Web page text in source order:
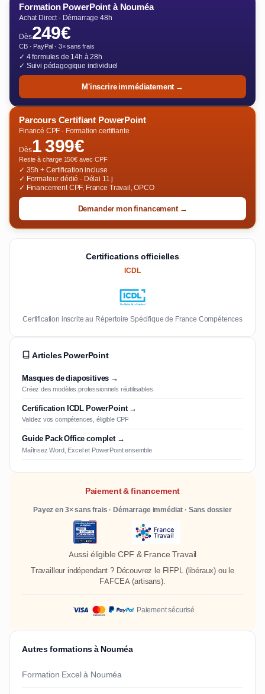
Formation PowerPoint à Nouméa
Achat Direct · Démarrage 48h
Dès249€
CB · PayPal · 3× sans frais
✓ 4 formules de 14h à 28h
✓ Suivi pédagogique individuel
M'inscrire immédiatement →
Parcours Certifiant PowerPoint
Financé CPF · Formation certifiante
Dès1 399€
Reste à charge 150€ avec CPF
✓ 35h + Certification incluse
✓ Formateur dédié · Délai 11 j
✓ Financement CPF, France Travail, OPCO
Demander mon financement →
Certifications officielles
ICDL
Certification inscrite au Répertoire Spécifique de France Compétences
Articles PowerPoint
Masques de diapositives →
Créez des modèles professionnels réutilisables
Certification ICDL PowerPoint →
Validez vos compétences, éligible CPF
Guide Pack Office complet →
Maîtrisez Word, Excel et PowerPoint ensemble
Paiement & financement
Payez en 3× sans frais · Démarrage immédiat · Sans dossier
Aussi éligible CPF & France Travail
Travailleur indépendant ? Découvrez le FIFPL(libéraux) ou le
FAFCEA (artisans).
Paiement sécurisé
Autres formations à Nouméa
Formation Excel à Nouméa